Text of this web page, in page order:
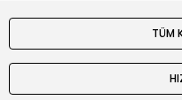
TÜM